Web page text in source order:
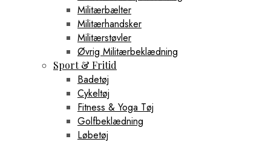
Militærbælter
Militærhandsker
Militærstøvler
Øvrig Militærbeklædning
Sport & Fritid
Badetøj
Cykeltøj
Fitness & Yoga Tøj
Golfbeklædning
Løbetøj